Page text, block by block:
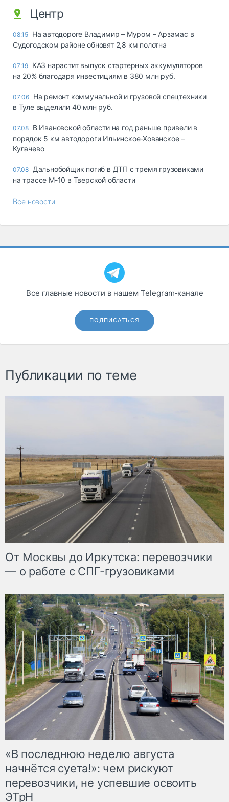
Центр
08:15 На автодороге Владимир – Муром – Арзамас в
Судогодском районе обновят 2,8 км полотна
07:19 КАЗ нарастит выпуск стартерных аккумуляторов
на 20% благодаря инвестициям в 380 млн руб.
07:06 На ремонт коммунальной и грузовой спецтехники
в Туле выделили 40 млн руб.
07.08 В Ивановской области на год раньше привели в
порядок 5 км автодороги Ильинское-Хованское –
Кулачево
07.08 Дальнобойщик погиб в ДТП с тремя грузовиками
на трассе М-10 в Тверской области
Все новости
Все главные новости в нашем Telegram‑канале
ПОДПИСАТЬСЯ
Публикации по теме
От Москвы до Иркутска: перевозчики
— о работе с СПГ-грузовиками
«В последнюю неделю августа
начнётся суета!»: чем рискуют
перевозчики, не успевшие освоить
ЭТрН